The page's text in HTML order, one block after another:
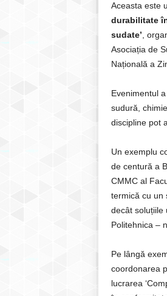
Aceasta este
durabilitate
sudate’ ,
Asociația de
Națională a
Evenimentul
sudură,
discipline pot
Un exemplu
de centură a
CMMC al
termică cu un
decât soluțiile
Politehnica –
Pe lângă
coordonarea
lucrarea